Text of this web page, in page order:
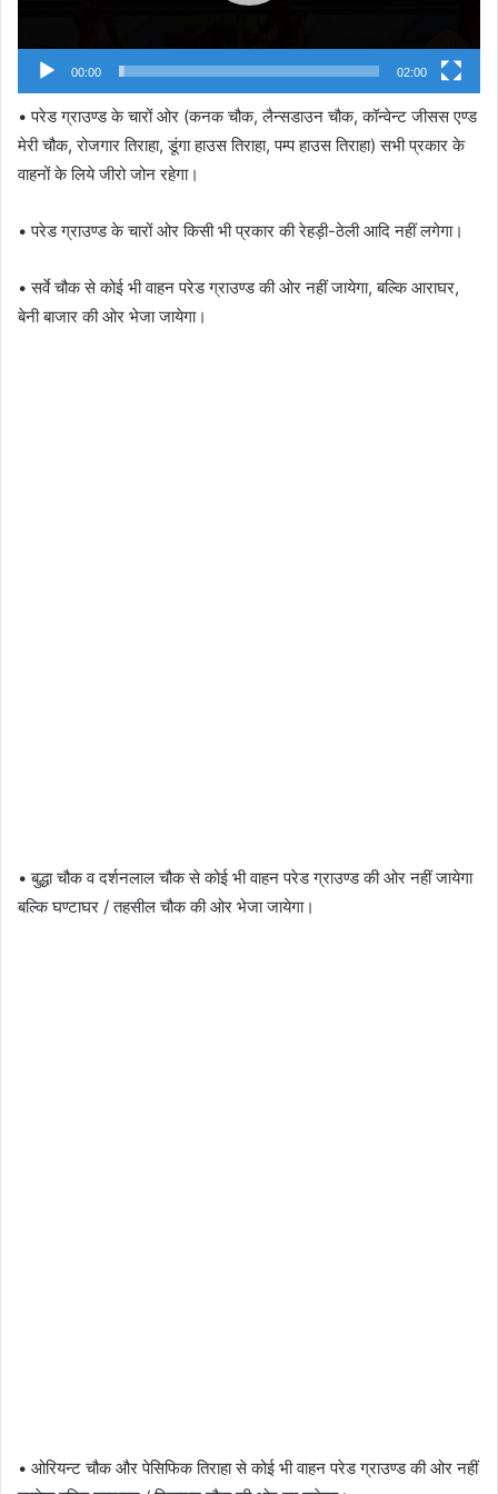
00:00 02:00
• परेड ग्राउण्ड के चारों ओर (कनक चौक, लैन्सडाउन चौक, कॉन्वेन्ट जीसस एण्ड
मेरी चौक, रोजगार तिराहा, डूंगा हाउस तिराहा, पम्प हाउस तिराहा) सभी प्रकार के
वाहनों के लिये जीरो जोन रहेगा।
• परेड ग्राउण्ड के चारों ओर किसी भी प्रकार की रेहड़ी-ठेली आदि नहीं लगेगा।
• सर्वे चौक से कोई भी वाहन परेड ग्राउण्ड की ओर नहीं जायेगा, बल्कि आराघर,
बेनी बाजार की ओर भेजा जायेगा।
• बुद्धा चौक व दर्शनलाल चौक से कोई भी वाहन परेड ग्राउण्ड की ओर नहीं जायेगा
बल्कि घण्टाघर / तहसील चौक की ओर भेजा जायेगा।
• ओरियन्ट चौक और पेसिफिक तिराहा से कोई भी वाहन परेड ग्राउण्ड की ओर नहीं